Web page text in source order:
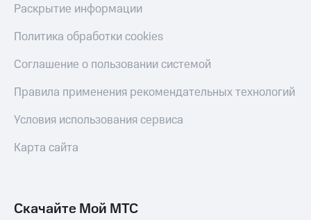
Раскрытие информации
Политика обработки cookies
Соглашение о пользовании системой
Правила применения рекомендательных технологий
Условия использования сервиса
Карта сайта
Скачайте Мой МТС